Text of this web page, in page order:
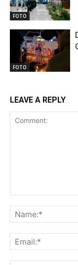
FOTO
FOTO
LEAVE A REPLY